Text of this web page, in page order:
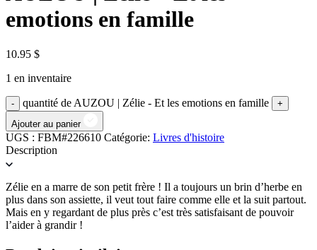
emotions en famille
10.95 $
1 en inventaire
quantité de AUZOU | Zélie - Et les emotions en famille
Ajouter au panier
UGS : FBM#226610 Catégorie: Livres d'histoire
Description
Zélie en a marre de son petit frère ! Il a toujours un brin d’herbe en
plus dans son assiette, il veut tout faire comme elle et la suit partout.
Mais en y regardant de plus près c’est très satisfaisant de pouvoir
l’aider à grandir !